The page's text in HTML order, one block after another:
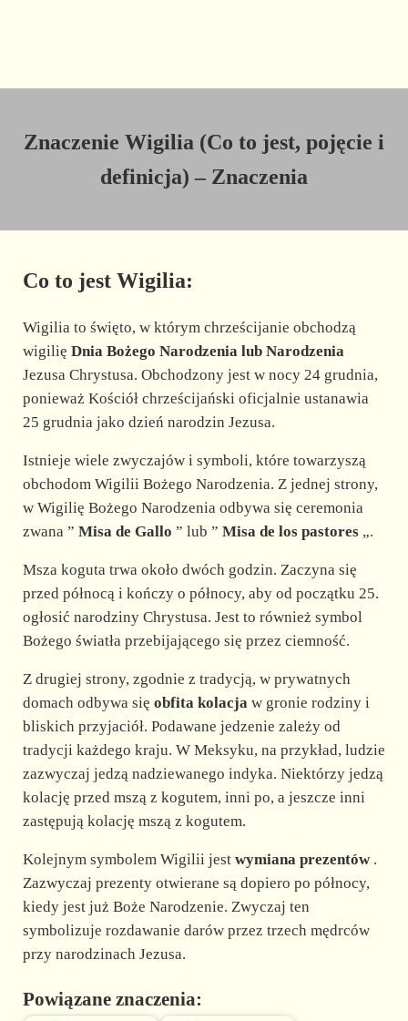
Znaczenie Wigilia (Co to jest, pojęcie i
definicja) – Znaczenia
Co to jest Wigilia:
Wigilia to święto, w którym chrześcijanie obchodzą
wigilię Dnia Bożego Narodzenia lub Narodzenia
Jezusa Chrystusa. Obchodzony jest w nocy 24 grudnia,
ponieważ Kościół chrześcijański oficjalnie ustanawia
25 grudnia jako dzień narodzin Jezusa.
Istnieje wiele zwyczajów i symboli, które towarzyszą
obchodom Wigilii Bożego Narodzenia. Z jednej strony,
w Wigilię Bożego Narodzenia odbywa się ceremonia
zwana ” Misa de Gallo ” lub ” Misa de los pastores„.
Msza koguta trwa około dwóch godzin. Zaczyna się
przed północą i kończy o północy, aby od początku 25.
ogłosić narodziny Chrystusa. Jest to również symbol
Bożego światła przebijającego się przez ciemność.
Z drugiej strony, zgodnie z tradycją, w prywatnych
domach odbywa się obfita kolacjaw gronie rodziny i
bliskich przyjaciół. Podawane jedzenie zależy od
tradycji każdego kraju. W Meksyku, na przykład, ludzie
zazwyczaj jedzą nadziewanego indyka. Niektórzy jedzą
kolację przed mszą z kogutem, inni po, a jeszcze inni
zastępują kolację mszą z kogutem.
Kolejnym symbolem Wigilii jest wymiana prezentów.
Zazwyczaj prezenty otwierane są dopiero po północy,
kiedy jest już Boże Narodzenie. Zwyczaj ten
symbolizuje rozdawanie darów przez trzech mędrców
przy narodzinach Jezusa.
Powiązane znaczenia: